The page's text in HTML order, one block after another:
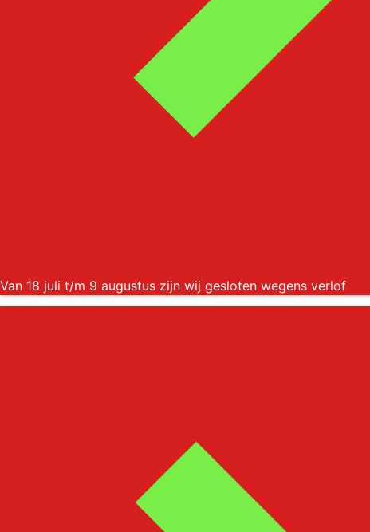
Van 18 juli t/m 9 augustus zijn wij gesloten wegens verlof